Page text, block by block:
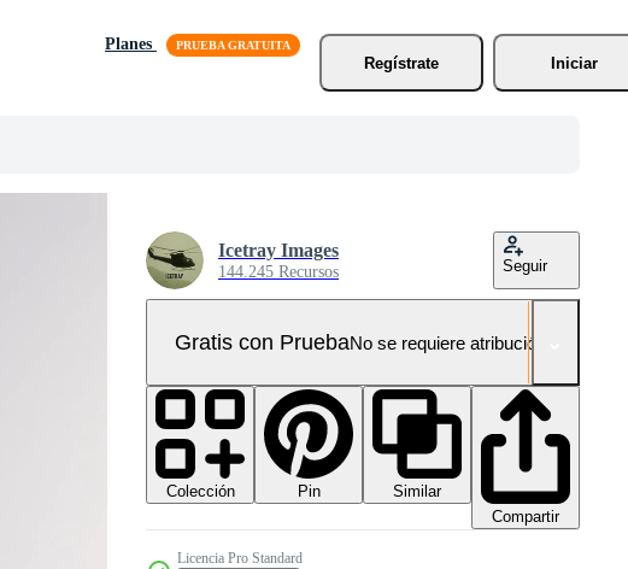
Planes
Regístrate
Iniciar
Icetray Images
144.245 Recursos Seguir
Gratis con PruebaNo se requiere atribución!
Colección Pin
Similar
Compartir
Licencia Pro Standard